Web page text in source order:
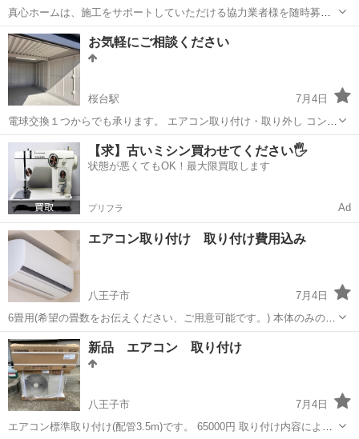
真心ホームは、施工をサポートしていただける協力業者様を随時募集
しています。 個人事業主の方も大歓迎です。 一緒にお仕事する上で、
助け合いながらスキルを高めあっていけるパートナーをお待ちしてい
ます！ 内装工事・...
東京 足立区 西新井駅 電気工事
お気軽にご相談ください
桜台駅
7月4日
電球交換１つからでも承ります。 エアコン取り付け・取り外し コンセ
ント取り付け 分電盤交換 LED照明 etc... 電気のことなら何でもご相談
ください。 見積もり無料 相見積もり歓迎 作業時間24時間対応
東京 練馬区 桜台駅 電気工事
【求】古いミシン買わせてください🖐️
状態が悪くてもOK！最大限買取します
プリフラ Ad
エアコン取り付け 取り付け費用込み
八王子市
7月4日
6畳用(希望の畳数をお伝えください、ご用意可能です。) 本体のみの購
入、入替希望、取付のみなどの情報を送付ください。 またけど取付の
場合は現状の中と外の写真を送付お願い致します。 2025〜2026年製
65000〜 ...
東京 八王子市 取り付け
新品 エアコン 取り付け
八王子市
7月4日
エアコン標準取り付け(配管3.5m)です。 65000円 取り付け内容により